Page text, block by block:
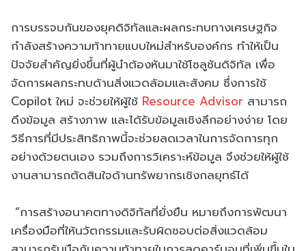
การบรรจบกันของยุคดิจิทัลและผลกระทบทางเศรษฐกิจ
กำลังสร้างความท้าทายแบบใหม่สำหรับองค์กร ทำให้เป็น
ปัจจัยสำคัญยิ่งขึ้นที่ผู้นำต้องหันมาใช้โซลูชันดิจิทัล เพื่อ
จัดการผลกระทบด้านสิ่งแวดล้อมและสังคม ซึ่งการใช้
Copilot ใหม่ จะช่วยให้ผู้ใช้ Resource Advisor สามารถ
ดึงข้อมูล สร้างภาพ และได้รับข้อมูลเชิงลึกอย่างง่าย โดย
วิธีการที่มีประสิทธิภาพนี้จะช่วยลดเวลาในการจัดการทุก
อย่างด้วยตนเอง รวมถึงการวิเคราะห์ข้อมูล จึงช่วยให้ผู้ใช้
งานสามารถตัดสินใจด้านทรัพยากรเชิงกลยุทธ์ได้
“การสร้างอนาคตทางดิจิทัลที่ยั่งยืน หมายถึงการพัฒนา
เครื่องมือที่ให้นวัตกรรมและรับผิดชอบต่อสิ่งแวดล้อม